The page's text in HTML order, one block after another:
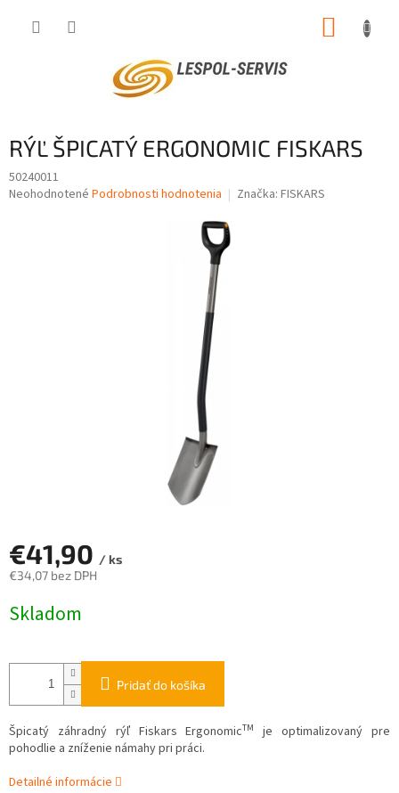
RÝĽ ŠPICATÝ ERGONOMIC FISKARS
50240011
Priemerné
Neohodnotené Podrobnosti hodnotenia Značka: FISKARS
€41,90 / ks
€34,07 bez DPH
cena:
Skladom
Pridať do košíka
Špicatý záhradný rýľ Fiskars ErgonomicTM
je optimalizovaný pre
pohodlie a zníženie námahy pri práci.
Detailné informácie